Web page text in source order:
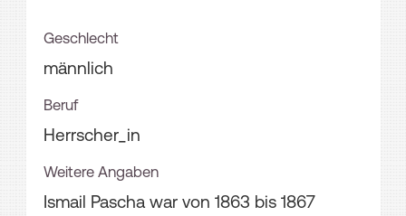
Geschlecht
männlich
Beruf
Herrscher_in
Weitere Angaben
Ismail Pascha war von 1863 bis 1867